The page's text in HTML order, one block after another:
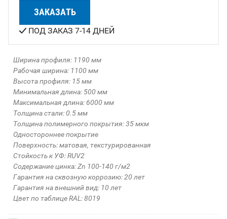
ЗАКАЗАТЬ
ПОД ЗАКАЗ 7-14 ДНЕЙ
Ширина профиля: 1190 мм
Рабочая ширина: 1100 мм
Высота профиля: 15 мм
Минимальная длина: 500 мм
Максимальная длина: 6000 мм
Толщина стали: 0.5 мм
Толщина полимерного покрытия: 35 мкм
Одностороннее покрытие
Поверхность: матовая, текстурированная
Стойкость к УФ: RUV2
Содержание цинка: Zn 100-140 г/м2
Гарантия на сквозную коррозию: 20 лет
Гарантия на внешний вид: 10 лет
Цвет по таблице RAL: 8019